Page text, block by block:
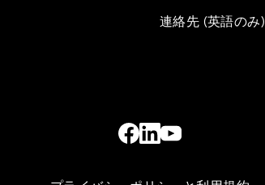
連絡先 (英語のみ)